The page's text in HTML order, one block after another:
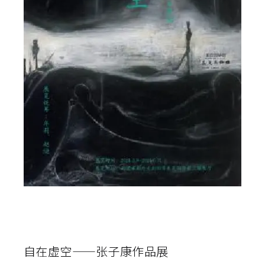
自在虚空——张子康作品展